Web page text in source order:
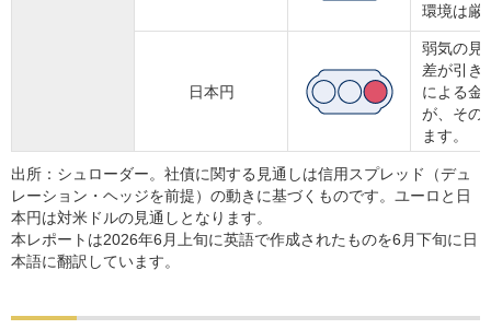
環境は厳
日本円
弱気の見
差が引き
による金
が、その
ます。
出所：シュローダー。社債に関する見通しは信用スプレッド（デュ
レーション・ヘッジを前提）の動きに基づくものです。ユーロと日
本円は対米ドルの見通しとなります。
本レポートは2026年6月上旬に英語で作成されたものを6月下旬に日
本語に翻訳しています。